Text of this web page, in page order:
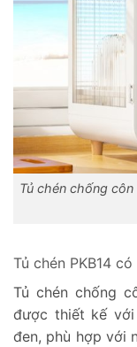
Tủ chén chống
Tủ chén PKB14
Tủ chén chống
được thiết kế
đen, phù hợp với